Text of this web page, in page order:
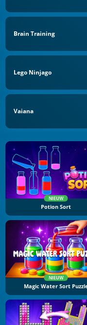
Brain Training
Lego Ninjago
Vaiana
NIEUW
Potion Sort
NIEUW
Magic Water Sort